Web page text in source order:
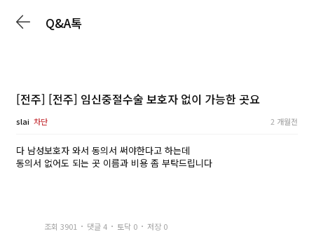
Q&A톡
[전주] [전주] 임신중절수술 보호자 없이 가능한 곳요
slai 차단 2 개월전
다 남성보호자 와서 동의서 써야한다고 하는데
동의서 없어도 되는 곳 이름과 비용 좀 부탁드립니다
조회 3901 댓글 4 토닥 0 저장 0